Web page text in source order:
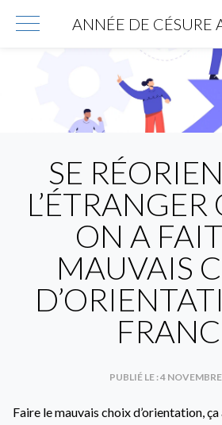
ANNÉE DE CÉSURE
SE
ON A
MAUVAIS
PUBLIÉ LE : 4
Faire le mauvais choix d’orientation,